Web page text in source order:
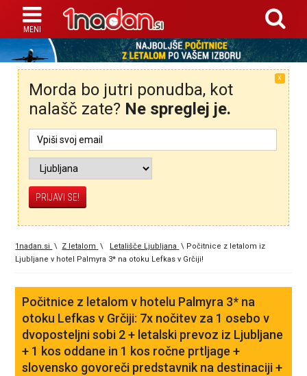
X
Morda bo jutri ponudba, kot
nalašč zate? Ne spreglej je.
1nadan.si \ Z letalom \ Letališče Ljubljana \ Počitnice z letalom iz
Ljubljane v hotel Palmyra 3* na otoku Lefkas v Grčiji!
Počitnice z letalom v hotelu Palmyra 3* na
otoku Lefkas v Grčiji: 7x nočitev za 1 osebo v
dvoposteljni sobi 2 + letalski prevoz iz Ljubljane
+ 1 kos oddane in 1 kos ročne prtljage +
slovensko govoreči predstavnik na destinaciji +